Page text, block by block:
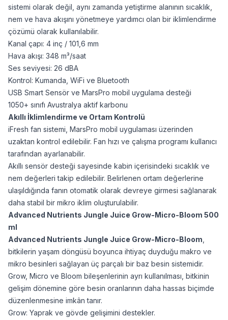
sistemi olarak değil, aynı zamanda yetiştirme alanının sıcaklık,
nem ve hava akışını yönetmeye yardımcı olan bir iklimlendirme
çözümü olarak kullanılabilir.
Kanal çapı: 4 inç / 101,6 mm
Hava akışı: 348 m³/saat
Ses seviyesi: 26 dBA
Kontrol: Kumanda, WiFi ve Bluetooth
USB Smart Sensör ve MarsPro mobil uygulama desteği
1050+ sınıfı Avustralya aktif karbonu
Akıllı İklimlendirme ve Ortam Kontrolü
iFresh fan sistemi, MarsPro mobil uygulaması üzerinden
uzaktan kontrol edilebilir. Fan hızı ve çalışma programı kullanıcı
tarafından ayarlanabilir.
Akıllı sensör desteği sayesinde kabin içerisindeki sıcaklık ve
nem değerleri takip edilebilir. Belirlenen ortam değerlerine
ulaşıldığında fanın otomatik olarak devreye girmesi sağlanarak
daha stabil bir mikro iklim oluşturulabilir.
Advanced Nutrients Jungle Juice Grow-Micro-Bloom 500
ml
Advanced Nutrients Jungle Juice Grow-Micro-Bloom,
bitkilerin yaşam döngüsü boyunca ihtiyaç duyduğu makro ve
mikro besinleri sağlayan üç parçalı bir baz besin sistemidir.
Grow, Micro ve Bloom bileşenlerinin ayrı kullanılması, bitkinin
gelişim dönemine göre besin oranlarının daha hassas biçimde
düzenlenmesine imkân tanır.
Grow: Yaprak ve gövde gelişimini destekler.